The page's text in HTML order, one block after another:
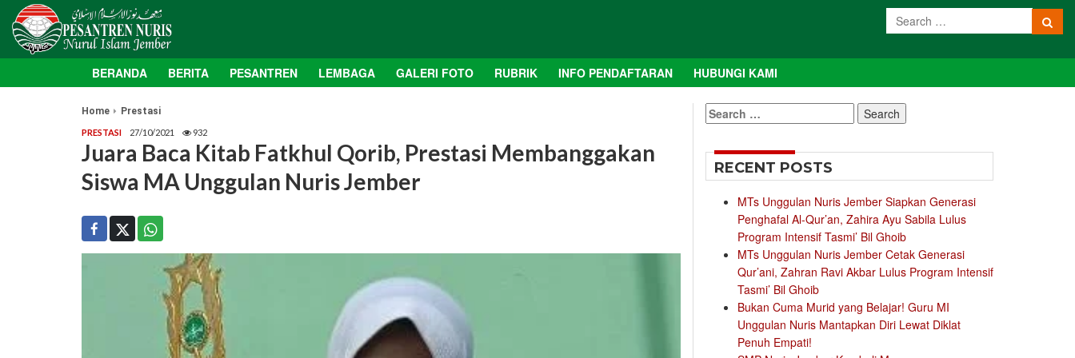
BERANDA BERITA PESANTREN LEMBAGA GALERI FOTO RUBRIK INFO PENDAFTARAN HUBUNGI KAMI
Home Prestasi
PRESTASI 27/10/2021 932
Juara Baca Kitab Fatkhul Qorib, Prestasi Membanggakan
Siswa MA Unggulan Nuris Jember
Search
for:
RECENT POSTS
MTs Unggulan Nuris Jember Siapkan Generasi
Penghafal Al-Qur’an, Zahira Ayu Sabila Lulus
Program Intensif Tasmi’ Bil Ghoib
MTs Unggulan Nuris Jember Cetak Generasi
Qur’ani, Zahran Ravi Akbar Lulus Program Intensif
Tasmi’ Bil Ghoib
Bukan Cuma Murid yang Belajar! Guru MI
Unggulan Nuris Mantapkan Diri Lewat Diklat
Penuh Empati!